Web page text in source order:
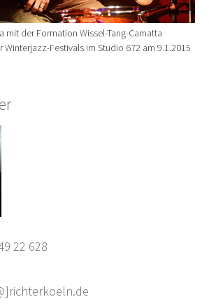
mit der Formation Wissel-Tang-Camatta
Winterjazz-Festivals im Studio 672 am 9.1.2015
22 628